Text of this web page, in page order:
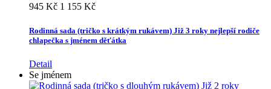
945 Kč 1 155 Kč
Rodinná sada (tričko s krátkým rukávem) Již 3 roky nejlepší rodiče
chlapečka s jménem děťátka
Detail
Se jménem